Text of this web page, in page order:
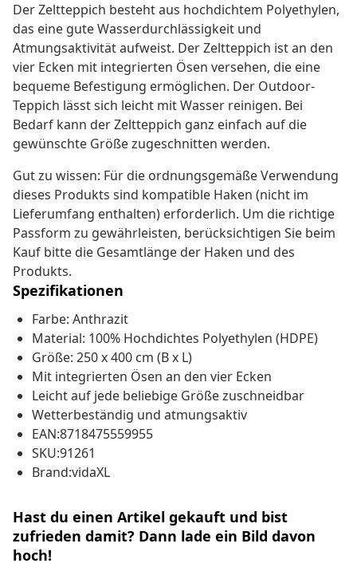
Der Zeltteppich besteht aus hochdichtem Polyethylen,
das eine gute Wasserdurchlässigkeit und
Atmungsaktivität aufweist. Der Zeltteppich ist an den
vier Ecken mit integrierten Ösen versehen, die eine
bequeme Befestigung ermöglichen. Der Outdoor-
Teppich lässt sich leicht mit Wasser reinigen. Bei
Bedarf kann der Zeltteppich ganz einfach auf die
gewünschte Größe zugeschnitten werden.
Gut zu wissen: Für die ordnungsgemäße Verwendung
dieses Produkts sind kompatible Haken (nicht im
Lieferumfang enthalten) erforderlich. Um die richtige
Passform zu gewährleisten, berücksichtigen Sie beim
Kauf bitte die Gesamtlänge der Haken und des
Produkts.
Spezifikationen
Farbe: Anthrazit
Material: 100% Hochdichtes Polyethylen (HDPE)
Größe: 250 x 400 cm (B x L)
Mit integrierten Ösen an den vier Ecken
Leicht auf jede beliebige Größe zuschneidbar
Wetterbeständig und atmungsaktiv
EAN:8718475559955
SKU:91261
Brand:vidaXL
Hast du einen Artikel gekauft und bist
zufrieden damit? Dann lade ein Bild davon
hoch!